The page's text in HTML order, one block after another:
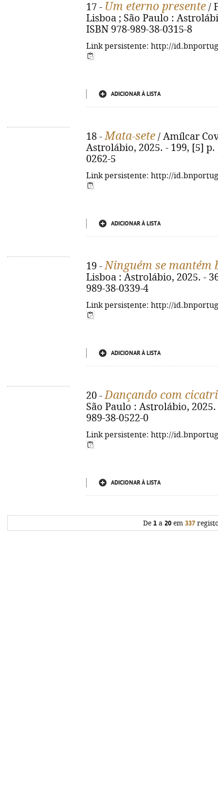
17 - Um eterno presente /
Lisboa ; São Paulo :
ISBN 978-989-38-0315-8
Link persistente: http://
ADICIONAR À LISTA
18 -Mata-sete / Amílcar
Astrolábio, 2025. - 199, [5] p.
0262-5
Link persistente: http://
ADICIONAR À LISTA
19 -Ninguém se mantém
Lisboa : Astrolábio, 2025. -
989-38-0339-4
Link persistente: http://
ADICIONAR À LISTA
20 -Dançando com
São Paulo : Astrolábio,
989-38-0522-0
Link persistente: http://
ADICIONAR À LISTA
De 1 a 20 em 337